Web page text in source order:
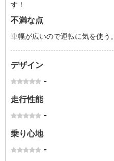
す！
不満な点
車幅が広いので運転に気を使う。
デザイン
-
走行性能
-
乗り心地
-